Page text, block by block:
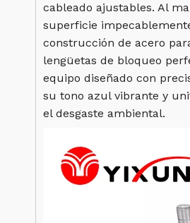
cableado ajustables. Al
superficie
construcción de acero
lengüetas de bloqueo
equipo diseñado con
su tono azul vibrante y
el desgaste ambiental.